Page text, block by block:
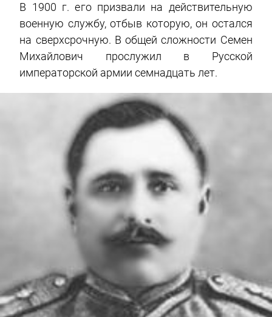
В 1900 г. его призвали на действительную
военную службу, отбыв которую, он остался
на сверхсрочную. В общей сложности Семен
Михайлович прослужил в Русской
императорской армии семнадцать лет.